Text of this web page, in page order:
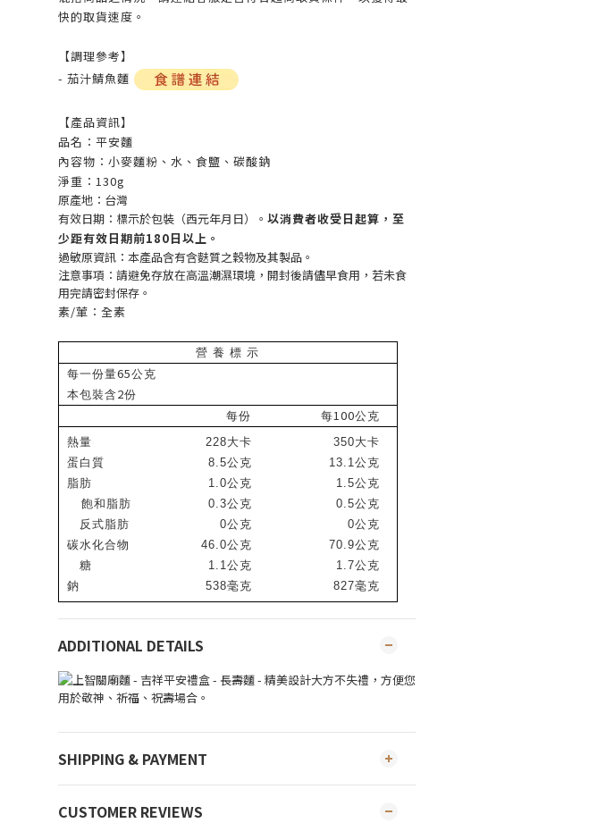
快的取貨速度。
【調理參考】
- 茄汁鯖魚麵
【產品資訊】
品名：平安麵
內容物：小麥麵粉、水、食鹽、碳酸鈉
淨重：130g
原產地：台灣
有效日期：標示於包裝（西元年月日）。 以消費者收受日起算，至
少距有效日期前180日以上。
過敏原資訊：本產品含有含麩質之穀物及其製品。
注意事項：請避免存放在高溫潮濕環境，開封後請儘早食用，若未食
用完請密封保存。
素/葷：全素
營 養 標 示
每一份量65公克
本包裝含 2份
每份
每100公克
熱量
蛋白質
脂肪
飽和脂肪
反式脂肪
碳水化合物
糖
鈉
228大卡
8.5公克
1.0公克
0.3公克
0公克
46.0公克
1.1公克
538毫克
350大卡
13.1公克
1.5公克
0.5公克
0公克
70.9公克
1.7公克
827毫克
ADDITIONAL DETAILS
SHIPPING & PAYMENT
CUSTOMER REVIEWS